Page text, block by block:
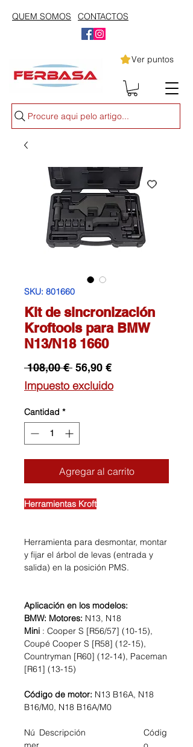
QUEM SOMOS CONTACTOS
Ver puntos
Procure aqui pelo artigo...
SKU: 801660
Kit de sincronización
Kroftools para BMW
N13/N18 1660
108,00 € Precio
56,90 €Precio
de
oferta
Impuesto excluido
Cantidad *
Agregar al carrito
Herramientas Kroft
Herramienta para desmontar, montar
y fijar el árbol de levas (entrada y
salida) en la posición PMS.
Aplicación en los modelos:
BMW: Motores: N13, N18
Mini : Cooper S [R56/57] (10-15),
Coupé Cooper S [R58] (12-15),
Countryman [R60] (12-14), Paceman
[R61] (13-15)
Código de motor: N13 B16A, N18
B16/M0, N18 B16A/M0
Nú Descripción
Códig